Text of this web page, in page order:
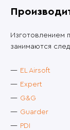
Изготовлением
занимаются
EL Airsoft
Expert
G&G
Guarder
PDI